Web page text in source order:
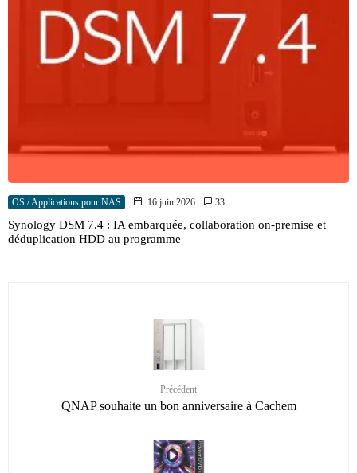
OS / Applications pour NAS 16 juin 2026 33
Synology DSM 7.4 : IA embarquée, collaboration on-premise et
déduplication HDD au programme
Précédent
QNAP souhaite un bon anniversaire à Cachem